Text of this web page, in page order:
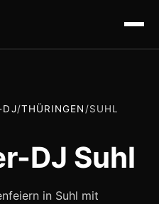
DJ/THÜRINGEN /SUHL
DJ Suhl
in Suhl mit